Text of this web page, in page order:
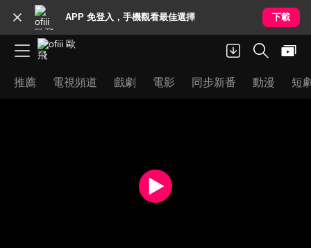
APP 免登入，手機觀看最佳選擇 下載
推薦 電視頻道 戲劇 電影 同步新番 動漫 短